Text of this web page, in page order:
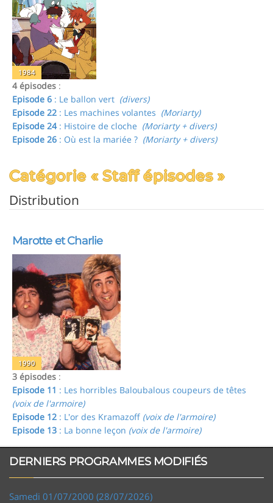
1984
4 épisodes :
Episode 6 : Le ballon vert (divers)
Episode 22 : Les machines volantes (Moriarty)
Episode 24: Histoire de cloche (Moriarty + divers)
Episode 26 : Où est la mariée ? (Moriarty + divers)
Catégorie « Staff épisodes »
Distribution
Marotte et Charlie
1990
3 épisodes :
Episode 11 : Les horribles Baloubalous coupeurs de têtes
(voix de l'armoire)
Episode 12 : L'or des Kramazoff (voix de l'armoire)
Episode 13 : La bonne leçon (voix de l'armoire)
DERNIERS PROGRAMMES MODIFIÉS
Samedi 01/07/2000 (28/07/2026)